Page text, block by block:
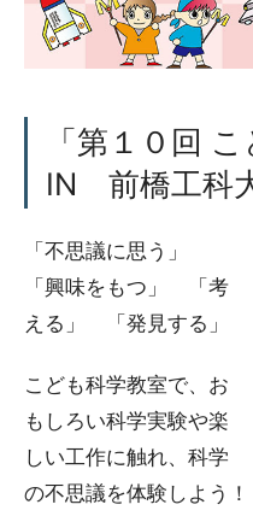
「第１０回
IN 前橋工科
「不思議に思う」
「興味をもつ」 「考
える」 「発見する」
こども科学教室で、お
もしろい科学実験や楽
しい工作に触れ、科学
の不思議を体験しよう！